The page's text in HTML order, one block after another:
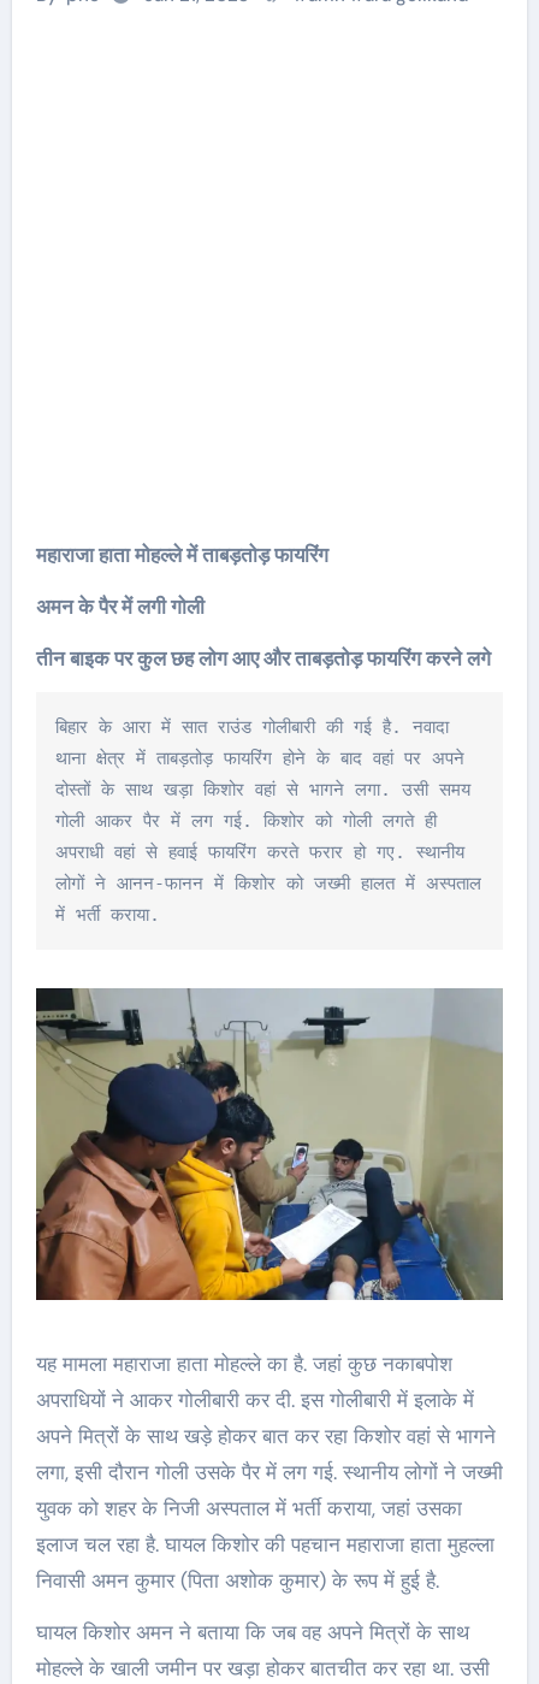
महाराजा हाता मोहल्ले में ताबड़तोड़ फायरिंग
अमन के पैर में लगी गोली
तीन बाइक पर कुल छह लोग आए और ताबड़तोड़ फायरिंग करने लगे
बिहार के आरा में सात राउंड गोलीबारी की गई है. नवादा
थाना क्षेत्र में ताबड़तोड़ फायरिंग होने के बाद वहां पर अपने
दोस्तों के साथ खड़ा किशोर वहां से भागने लगा. उसी समय
गोली आकर पैर में लग गई. किशोर को गोली लगते ही
अपराधी वहां से हवाई फायरिंग करते फरार हो गए. स्थानीय
लोगों ने आनन-फानन में किशोर को जख्मी हालत में अस्पताल
यह मामला महाराजा हाता मोहल्ले का है. जहां कुछ नकाबपोश
अपराधियों ने आकर गोलीबारी कर दी. इस गोलीबारी में इलाके में
अपने मित्रों के साथ खड़े होकर बात कर रहा किशोर वहां से भागने
लगा, इसी दौरान गोली उसके पैर में लग गई. स्थानीय लोगों ने जख्मी
युवक को शहर के निजी अस्पताल में भर्ती कराया, जहां उसका
इलाज चल रहा है. घायल किशोर की पहचान महाराजा हाता मुहल्ला
निवासी अमन कुमार (पिता अशोक कुमार) के रूप में हुई है.
घायल किशोर अमन ने बताया कि जब वह अपने मित्रों के साथ
मोहल्ले के खाली जमीन पर खड़ा होकर बातचीत कर रहा था. उसी